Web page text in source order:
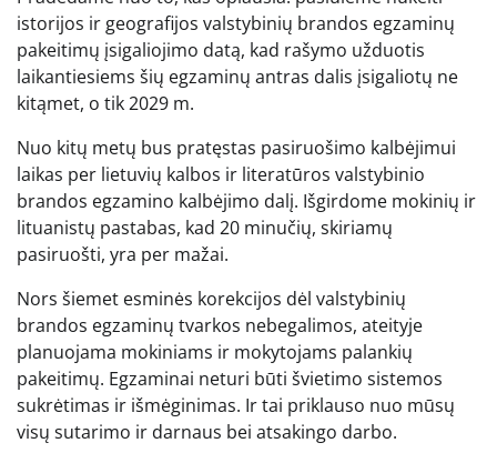
istorijos ir geografijos valstybinių brandos egzaminų
pakeitimų įsigaliojimo datą, kad rašymo užduotis
laikantiesiems šių egzaminų antras dalis įsigaliotų ne
kitąmet, o tik 2029 m.
Nuo kitų metų bus pratęstas pasiruošimo kalbėjimui
laikas per lietuvių kalbos ir literatūros valstybinio
brandos egzamino kalbėjimo dalį. Išgirdome mokinių ir
lituanistų pastabas, kad 20 minučių, skiriamų
pasiruošti, yra per mažai.
Nors šiemet esminės korekcijos dėl valstybinių
brandos egzaminų tvarkos nebegalimos, ateityje
planuojama mokiniams ir mokytojams palankių
pakeitimų. Egzaminai neturi būti švietimo sistemos
sukrėtimas ir išmėginimas. Ir tai priklauso nuo mūsų
visų sutarimo ir darnaus bei atsakingo darbo.